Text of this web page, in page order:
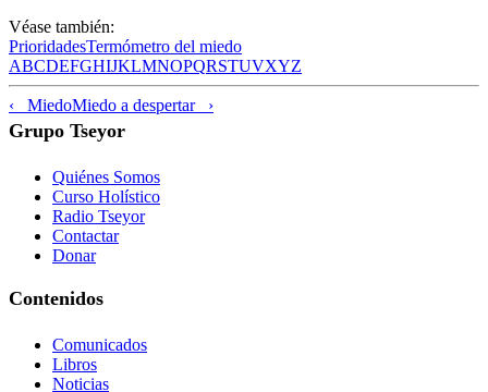
Véase también:
PrioridadesTermómetro del miedo
ABCDEFGHIJKLMNOPQRSTUVXYZ
‹ MiedoMiedo a despertar ›
Grupo Tseyor
Quiénes Somos
Curso Holístico
Radio Tseyor
Contactar
Donar
Contenidos
Comunicados
Libros
Noticias